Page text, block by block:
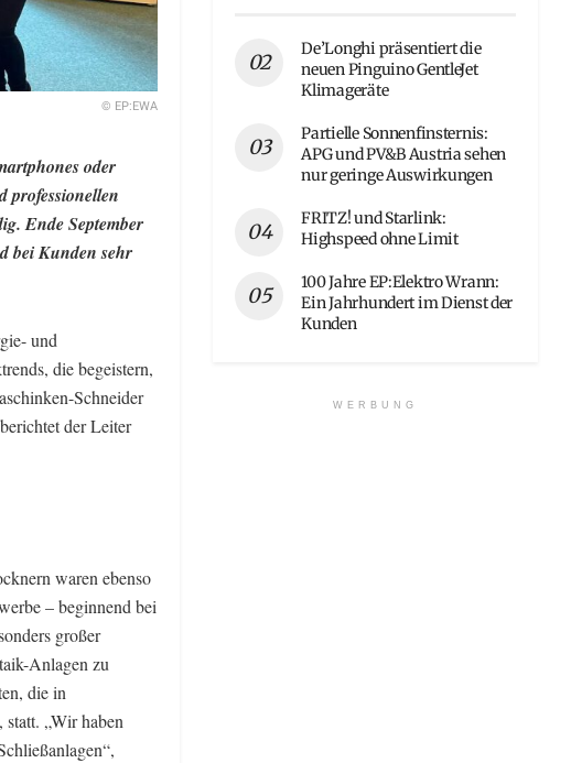
© EP:EWA
oder
professionellen
Ende September
bei Kunden sehr
und
die begeistern,
Schneider
der Leiter
waren ebenso
– beginnend bei
großer
Anlagen zu
die in
„Wir haben
De’Longhi präsentiert die
neuen Pinguino GentleJet
Klimageräte
Partielle Sonnenfinsternis:
APG und PV&B Austria sehen
nur geringe Auswirkungen
FRITZ! und Starlink:
Highspeed ohne Limit
100 Jahre EP:Elektro Wrann:
Ein Jahrhundert im Dienst der
Kunden
WERBUNG